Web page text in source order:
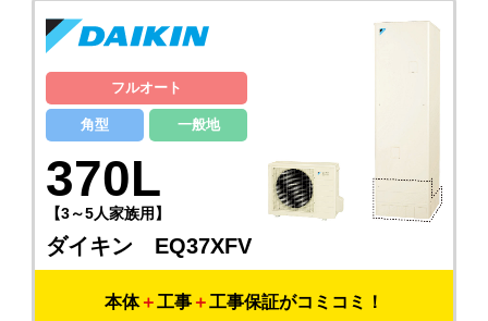
フルオート
角型 一般地
370L
【3～5人家族用】
ダイキン EQ37XFV
本体＋工事 ＋工事保証がコミコミ！